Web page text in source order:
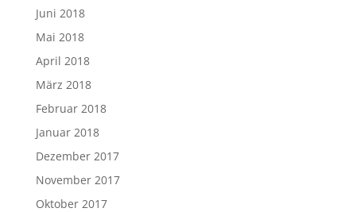
Juni 2018
Mai 2018
April 2018
März 2018
Februar 2018
Januar 2018
Dezember 2017
November 2017
Oktober 2017